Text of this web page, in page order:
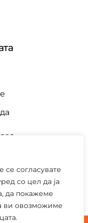
се согласувате
со цел да ја
да покажеме
ви овозможиме